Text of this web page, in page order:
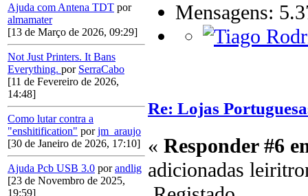
Ajuda com Antena TDT por
almamater
[13 de Março de 2026, 09:29]
Not Just Printers. It Bans
Everything. por SerraCabo
[11 de Fevereiro de 2026,
14:48]
Como lutar contra a
"enshitification" porjm_araujo
[30 de Janeiro de 2026, 17:10]
Ajuda Pcb USB 3.0 porandlig
[23 de Novembro de 2025,
19:59]
Mensagens:
Re: Lojas
« Responder #6
adicionadas